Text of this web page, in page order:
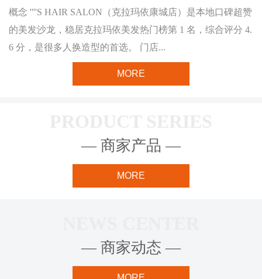
概念 ''''S HAIR SALON（克拉玛依康城店）是本地口碑超赞
的美发沙龙，稳居克拉玛依美发热门榜第 1 名，综合评分 4.
6 分，是很多人换造型的首选。 门店...
MORE
— 商家产品 —
MORE
— 商家动态 —